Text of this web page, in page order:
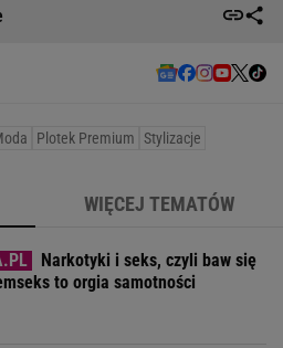
Plotek Premium Stylizacje
WIĘCEJ TEMATÓW
Narkotyki i seks, czyli baw się
to orgia samotności